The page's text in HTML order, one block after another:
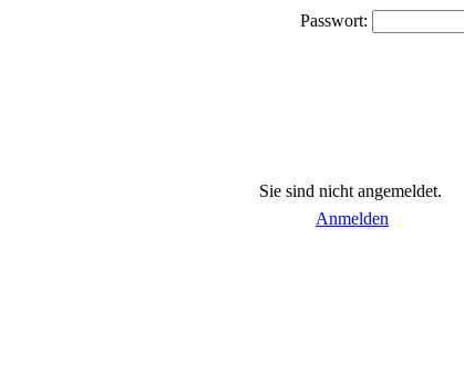
Passwort:
Sie sind nicht angemeldet.
Anmelden